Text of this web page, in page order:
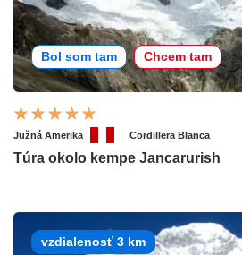
Bol som tam Chcem tam
Južná Amerika Cordillera Blanca
Túra okolo kempe Jancarurish
vzdialenosť 3 km